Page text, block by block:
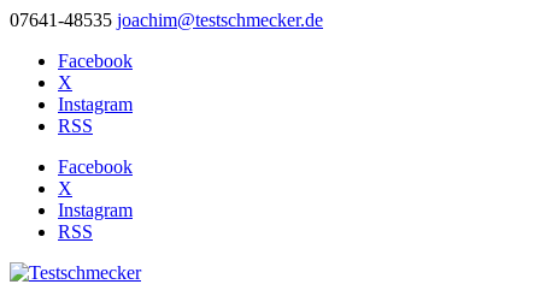
07641-48535 joachim@testschmecker.de
Facebook
X
Instagram
RSS
Facebook
X
Instagram
RSS